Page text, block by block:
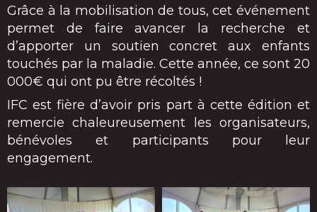
Grâce à la mobilisation de tous, cet événement
permet de faire avancer la recherche et
d’apporter un soutien concret aux enfants
touchés par la maladie. Cette année, ce sont 20
000€ qui ont pu être récoltés !
IFC est fière d’avoir pris part à cette édition et
remercie chaleureusement les organisateurs,
bénévoles et participants pour leur
engagement.